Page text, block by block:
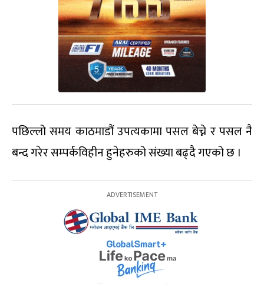
पछिल्लो समय काठमाडौं उपत्यकामा पसल बेच्ने र पसल नै
बन्द गरेर सम्पर्कविहीन हुनेहरुको संख्या बढ्दै गएको छ ।